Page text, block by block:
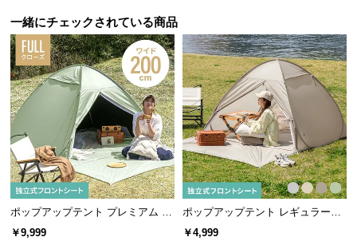
お
客
様
サ
ポ
ー
ト
お
一緒にチェックされている商品
ポップアップテント プレミアム 1.
8m/2m
￥9,999
ポップアップテント レギュラーサ
イズ プレミアム
￥4,999